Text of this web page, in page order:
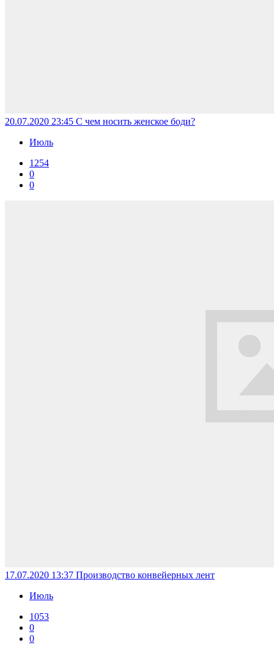
20.07.2020 23:45 С чем носить женское боди?
Июль
1254
0
0
17.07.2020 13:37 Производство конвейерных лент
Июль
1053
0
0